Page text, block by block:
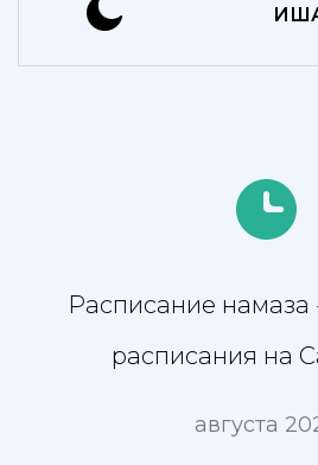
Расписание
расписания на
августа